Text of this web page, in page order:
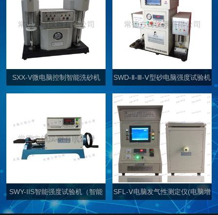
SXX-V微电脑控制智能洗砂机
（双通道）
SWD-Ⅱ-Ⅲ-Ⅴ型砂电脑强度试验机
SWY-IIS智能强度试验机（智能
普通型）
SFL-Ⅴ电脑发气性测定仪(电脑增
强型)